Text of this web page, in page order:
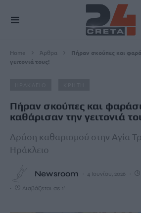
Home Άρθρα
Πήραν σκούπες και
γειτονιά τους!
Πήραν σκούπες και
καθάρισαν την γειτονιά
Δράση καθαρισμού στην Αγία
Ηράκλειο
Newsroom 4 Ιουνίου, 2026
Διαβάζεται σε 1'